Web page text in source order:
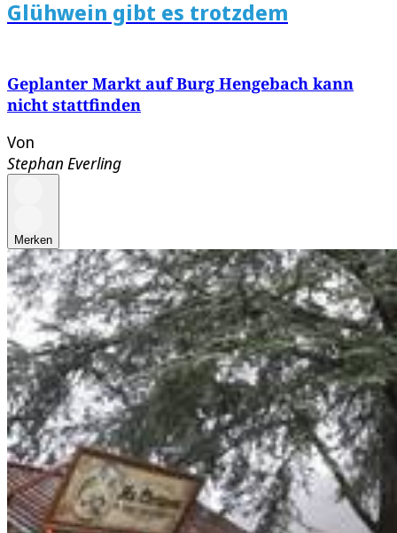
Glühwein gibt es trotzdem
Geplanter Markt auf Burg Hengebach kann
nicht stattfinden
Von
Stephan Everling
Merken